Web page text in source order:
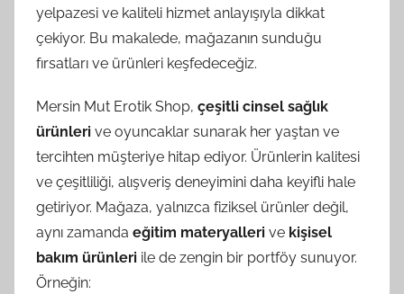
yelpazesi ve kaliteli hizmet anlayışıyla dikkat
çekiyor. Bu makalede, mağazanın sunduğu
fırsatları ve ürünleri keşfedeceğiz.
Mersin Mut Erotik Shop, çeşitli cinsel sağlık
ürünleri ve oyuncaklar sunarak her yaştan ve
tercihten müşteriye hitap ediyor. Ürünlerin kalitesi
ve çeşitliliği, alışveriş deneyimini daha keyifli hale
getiriyor. Mağaza, yalnızca fiziksel ürünler değil,
aynı zamanda eğitim materyalleri ve kişisel
bakım ürünleri ile de zengin bir portföy sunuyor.
Örneğin: